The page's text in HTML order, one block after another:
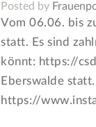
Posted by
Vom 06.06. bis
statt. Es sind
könnt: https://
Eberswalde
https://